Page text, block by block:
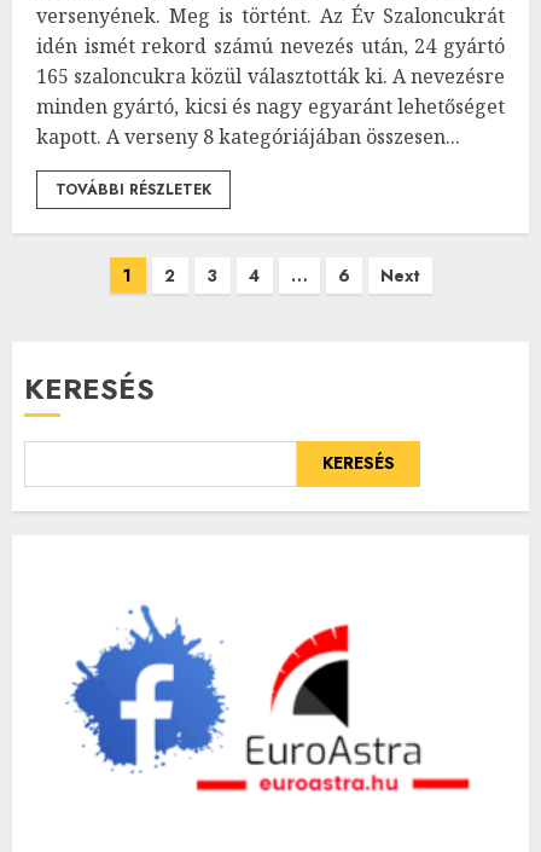
versenyének. Meg is történt. Az Év Szaloncukrát
idén ismét rekord számú nevezés után, 24 gyártó
165 szaloncukra közül választották ki. A nevezésre
minden gyártó, kicsi és nagy egyaránt lehetőséget
kapott. A verseny 8 kategóriájában összesen...
TOVÁBBI RÉSZLETEK
Bejegyzések
1 2 3 4 … 6 Next
KERESÉS
KERESÉS